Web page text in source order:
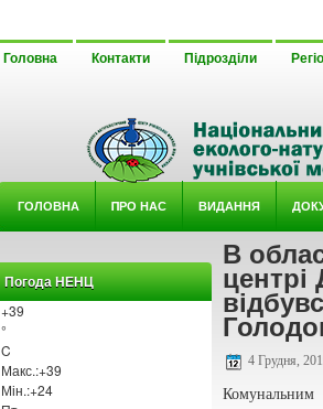
Головна Контакти Підрозділи
ГОЛОВНА ΠРО НАС ВИДАННЯ
Погода НЕНЦ
+39
°
C
Макс.:+39
Мін.:+24
В
центрі
4 Грудня,
Комунальним